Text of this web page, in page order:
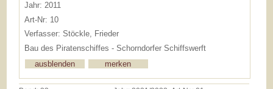
Jahr: 2011
Art-Nr: 10
Verfasser: Stöckle, Frieder
Bau des Piratenschiffes - Schorndorfer Schiffswerft